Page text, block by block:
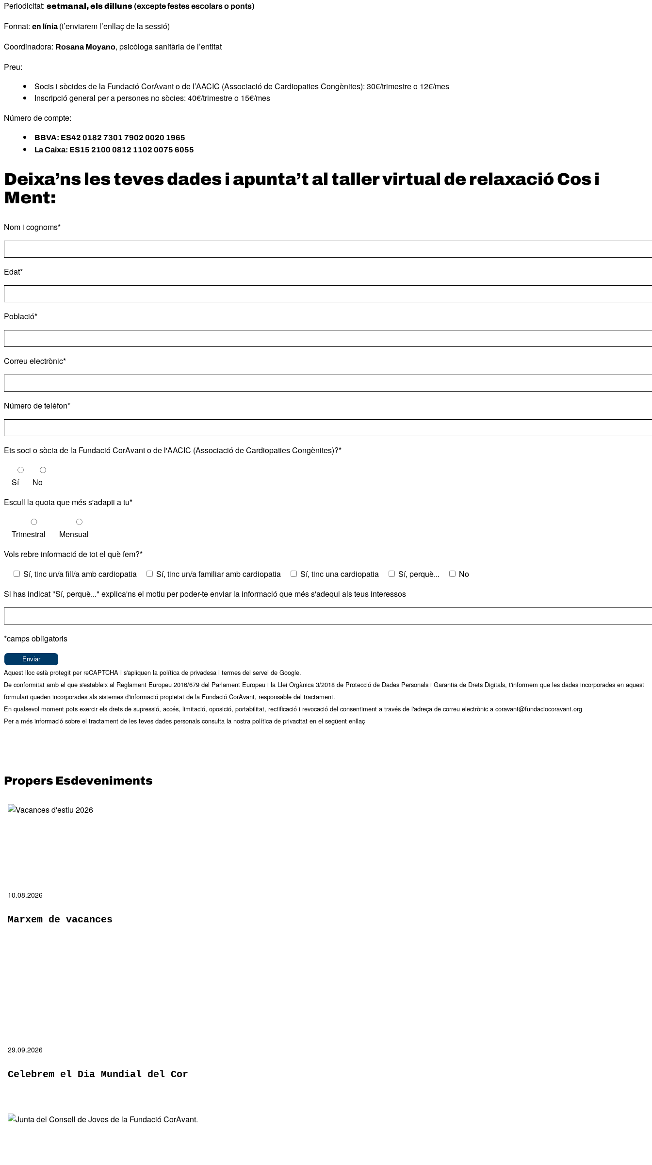
Periodicitat: setmanal, els dilluns (excepte festes escolars o ponts)
Format: en línia(t’enviarem l’enllaç de la sessió)
Coordinadora: Rosana Moyano, psicòloga sanitària de l’entitat
Preu:
Socis i sòcides de la Fundació CorAvant o de l’AACIC (Associació de Cardiopaties Congènites): 30€/trimestre o 12€/mes
Inscripció general per a persones no sòcies: 40€/trimestre o 15€/mes
Número de compte:
BBVA: ES42 0182 7301 7902 0020 1965
La Caixa: ES15 2100 0812 1102 0075 6055
Deixa’ns les teves dades i apunta’t al taller virtual de relaxació Cos i
Ment:
Nom i cognoms*
Edat*
Població*
Correu electrònic*
Número de telèfon*
Ets soci o sòcia de la Fundació CorAvant o de l'AACIC (Associació de Cardiopaties Congènites)?*
Sí
No
Escull la quota que més s'adapti a tu*
Trimestral
Mensual
Vols rebre informació de tot el què fem?*
Sí, tinc un/a fill/a amb cardiopatia
Sí, tinc un/a familiar amb cardiopatia Sí, tinc una cardiopatia Sí, perquè...
No
Si has indicat "Sí, perquè..." explica'ns el motiu per poder-te enviar la informació que més s'adequi als teus interessos
*camps obligatoris
Aquest lloc està protegit per reCAPTCHA i s'apliquen la política de privadesa i termes del servei de Google.
De conformitat amb el que s'estableix al Reglament Europeu 2016/679 del Parlament Europeu i la Llei Orgànica 3/2018 de Protecció de Dades Personals i Garantia de Drets Digitals, t'informem que les dades incorporades en aquest
formulari queden incorporades als sistemes d'informació propietat de la Fundació CorAvant, responsable del tractament.
En qualsevol moment pots exercir els drets de supressió, accés, limitació, oposició, portabilitat, rectificació i revocació del consentiment a través de l'adreça de correu electrònic a coravant@fundaciocoravant.org
Per a més informació sobre el tractament de les teves dades personals consulta la nostra política de privacitat en el següent enllaç
Propers Esdeveniments
10.08.2026
Marxem de vacances
29.09.2026
Celebrem el Dia Mundial del Cor